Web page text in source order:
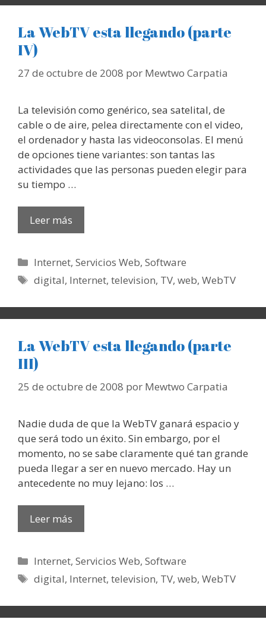
La WebTV esta llegando (parte
IV)
27 de octubre de 2008 por Mewtwo Carpatia
La televisión como genérico, sea satelital, de
cable o de aire, pelea directamente con el video,
el ordenador y hasta las videoconsolas. El menú
de opciones tiene variantes: son tantas las
actividades que las personas pueden elegir para
su tiempo …
Leer más
Categorías
Internet,Servicios Web,Software
Etiquetas
digital, Internet,television, TV,web,WebTV
La WebTV esta llegando (parte
III)
25 de octubre de 2008 por Mewtwo Carpatia
Nadie duda de que la WebTV ganará espacio y
que será todo un éxito. Sin embargo, por el
momento, no se sabe claramente qué tan grande
pueda llegar a ser en nuevo mercado. Hay un
antecedente no muy lejano: los …
Leer más
Categorías
Internet,Servicios Web,Software
Etiquetas
digital, Internet,television, TV,web,WebTV